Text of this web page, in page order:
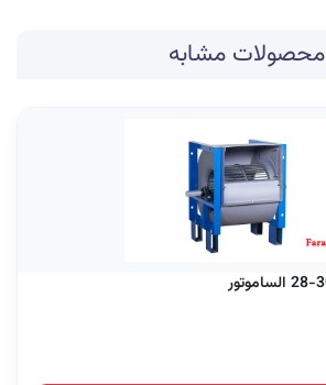
محصولات مشابه